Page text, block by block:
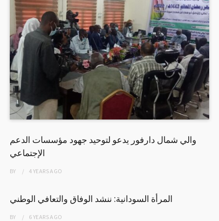
والي شمال دارفور يدعو لتوحيد جهود مؤسسات الدعم
الإجتماعي
BY 4 YEARSAGO
المرأة السودانية: ننشد الوفاق والتعافي الوطني
BY 6 YEARSAGO